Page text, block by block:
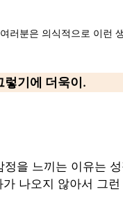
러분은 의식적으로 이런
렇기에 더욱이.
을 느끼는 이유는
나오지 않아서 그